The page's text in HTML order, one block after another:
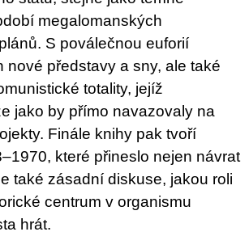
megalomanských
S poválečnou euforií
nové představy a sny, ale také
totality, jejíž
jako by přímo navazovaly na
Finále knihy pak tvoří
které přineslo nejen návrat
také zásadní diskuse, jakou roli
centrum v organismu
hrát.